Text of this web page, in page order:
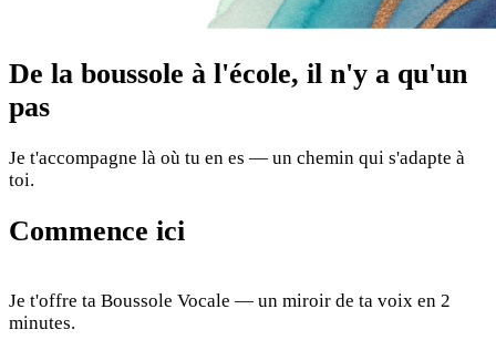
De la boussole à l'école, il n'y a qu'un
pas
Je t'accompagne là où tu en es — un chemin qui s'adapte à
toi.
Commence ici
Je t'offre ta Boussole Vocale — un miroir de ta voix en 2
minutes.